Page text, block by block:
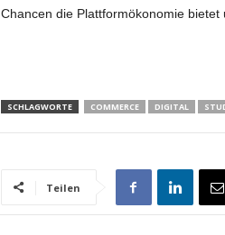
Chancen die Plattformökonomie bietet
SCHLAGWORTE COMMERCE DIGITAL
Teilen